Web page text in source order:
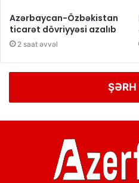
Azərbaycan-Özbəkistan
ticarət dövriyyəsi azalıb
2 saat əvvəl
ŞƏRH